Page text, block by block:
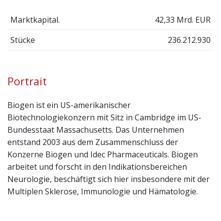
Marktkapital.
42,33 Mrd. EUR
Stücke
236.212.930
Portrait
Biogen ist ein US-amerikanischer
Biotechnologiekonzern mit Sitz in Cambridge im US-
Bundesstaat Massachusetts. Das Unternehmen
entstand 2003 aus dem Zusammenschluss der
Konzerne Biogen und Idec Pharmaceuticals. Biogen
arbeitet und forscht in den Indikationsbereichen
Neurologie, beschäftigt sich hier insbesondere mit der
Multiplen Sklerose, Immunologie und Hämatologie.